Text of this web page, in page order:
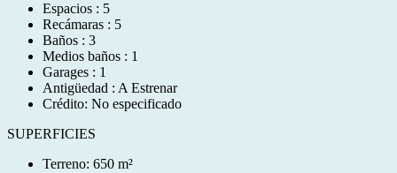
Espacios : 5
Recámaras : 5
Baños : 3
Medios baños : 1
Garages : 1
Antigüedad : A Estrenar
Crédito: No especificado
SUPERFICIES
Terreno: 650 m²